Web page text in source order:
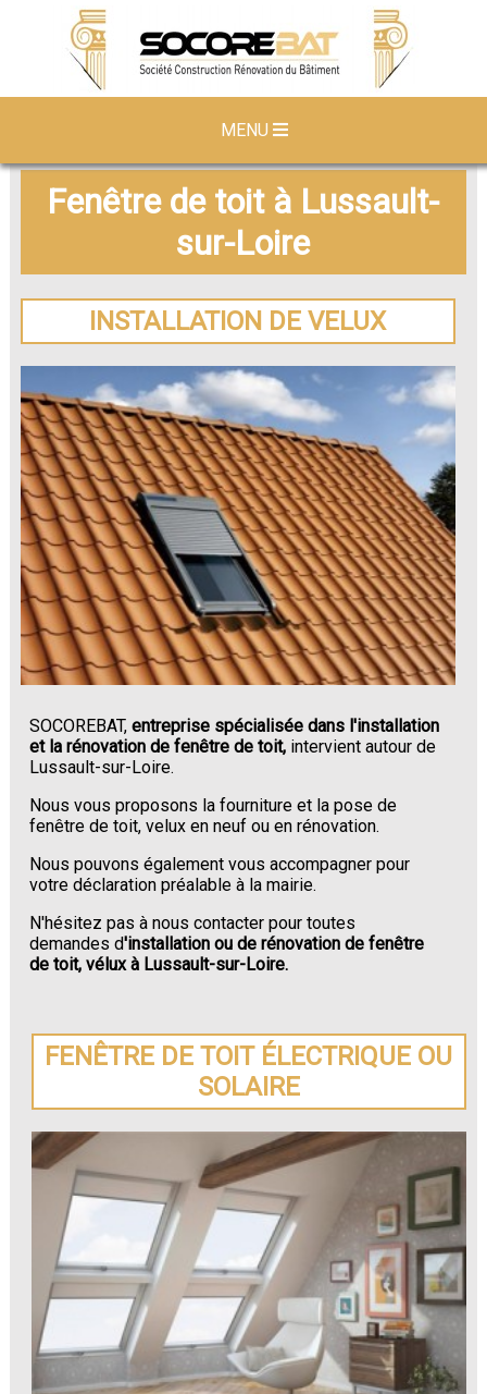
MENU
Fenêtre de toit à Lussault-
sur-Loire
INSTALLATION DE VELUX
SOCOREBAT,entreprise spécialisée dans l'installation
et la rénovation de fenêtre de toit, intervient autour de
Lussault-sur-Loire.
Nous vous proposons la fourniture et la pose de
fenêtre de toit, velux en neuf ou en rénovation.
Nous pouvons également vous accompagner pour
votre déclaration préalable à la mairie.
N'hésitez pas à nous contacter pour toutes
demandes d'installation ou de rénovation de fenêtre
de toit, vélux à Lussault-sur-Loire.
FENÊTRE DE TOIT ÉLECTRIQUE OU
SOLAIRE